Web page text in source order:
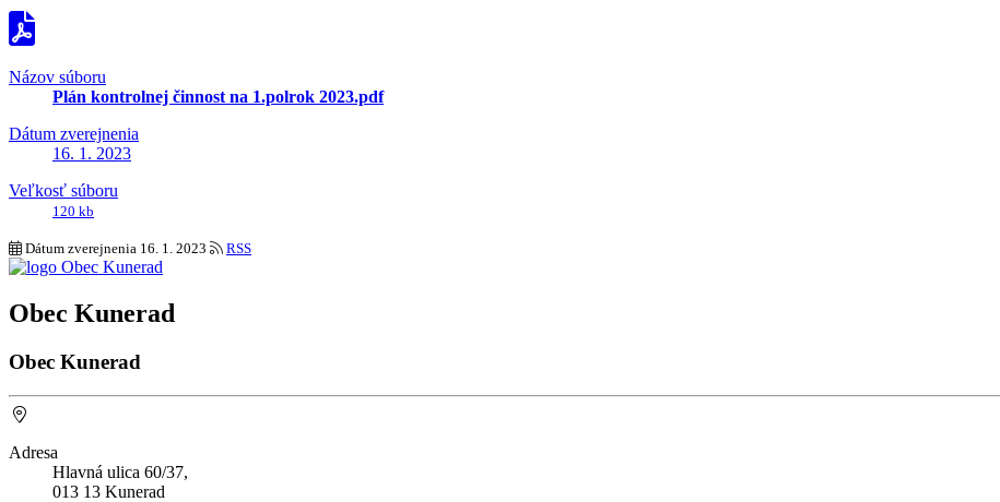
Názov súboru
Plán kontrolnej činnost na 1.polrok 2023.pdf
Dátum zverejnenia
16. 1. 2023
Veľkosť súboru
120 kb
Dátum zverejnenia 16. 1. 2023 RSS
Obec Kunerad
Obec Kunerad
Adresa
Hlavná ulica 60/37,
013 13 Kunerad